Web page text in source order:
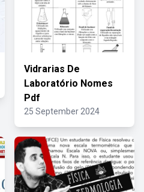
Vidrarias De
Laboratório Nomes
Pdf
25 September 2024